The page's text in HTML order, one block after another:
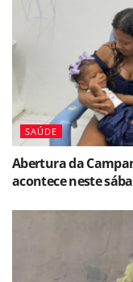
SAÚDE
Abertura da
acontece neste